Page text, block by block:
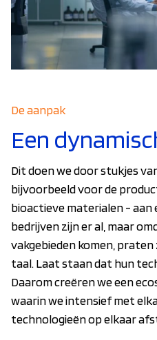
De aanpak
Een
Dit doen we door stukjes
bijvoorbeeld voor de
bioactieve materialen - aan
bedrijven zijn er al, maar
vakgebieden komen,
taal. Laat staan dat hun
Daarom creëren we een
waarin we intensief met
technologieën op elkaar